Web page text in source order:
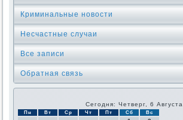
Криминальные новοсти
Несчастные случаи
Все записи
Обратная связь
Сегодня: Четверг, 6 Августа
Пн Вт Ср Чт Пт Сб Вс